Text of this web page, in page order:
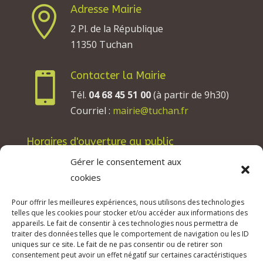
Gérer le consentement aux
cookies
Pour offrir les meilleures expériences, nous utilisons des technologies
telles que les cookies pour stocker et/ou accéder aux informations des
appareils. Le fait de consentir à ces technologies nous permettra de
traiter des données telles que le comportement de navigation ou les ID
uniques sur ce site. Le fait de ne pas consentir ou de retirer son
consentement peut avoir un effet négatif sur certaines caractéristiques

Adresse Mairie
2 Pl. de la République
11350 Tuchan

Contacter la Mairie
Tél. 04 68 45 51 00(à partir de 9h30)
Courriel : mairie@tuchan.fr
Horaires d'ouverture au public
Les lundis, mardis et jeudis : de 8h à 12h et de
13h30 à 17h30.
Les vendredis : de 8h à 12h.